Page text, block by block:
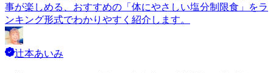
事が楽しめる、おすすめの「体にやさしい塩分制限食」をラ
ンキング形式でわかりやすく紹介します。
辻本あいみ